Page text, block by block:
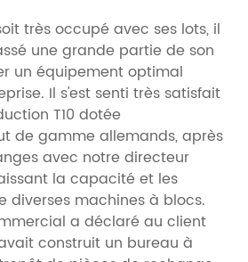
très occupé avec ses lots, il
une grande partie de son
un équipement optimal
Il s'est senti très satisfait
T10 dotée
de gamme allemands, après
avec notre directeur
la capacité et les
diverses machines à blocs.
a déclaré au client
construit un bureau à